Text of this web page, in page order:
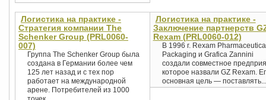
Логистика на практике -
Стратегия компании The
Schenker Group (PRL0060-
007)
Группа The Schenker Group была
создана в Германии более чем
125 лет назад и с тех пор
работает на международной
арене. Потребителей из 1000
Логистика на практике -
Заключение партнерств
Rexam (PRL0060-012)
В 1996 г. Rexam
Packaging и Grafica Zannini
создали совместное
которое назвали GZ Rexam.
основная цель — поставлять...